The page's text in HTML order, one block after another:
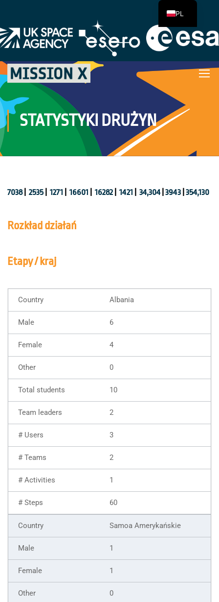
STATYSTYKI DRUŻYN
7038 2535 1271 16601 16282 1421 34,304 3943 354,130
Rozkład działań
Etapy / kraj
Albania
6
4
0
10
2
3
2
1
60
Samoa Amerykańskie
1
1
0
PL